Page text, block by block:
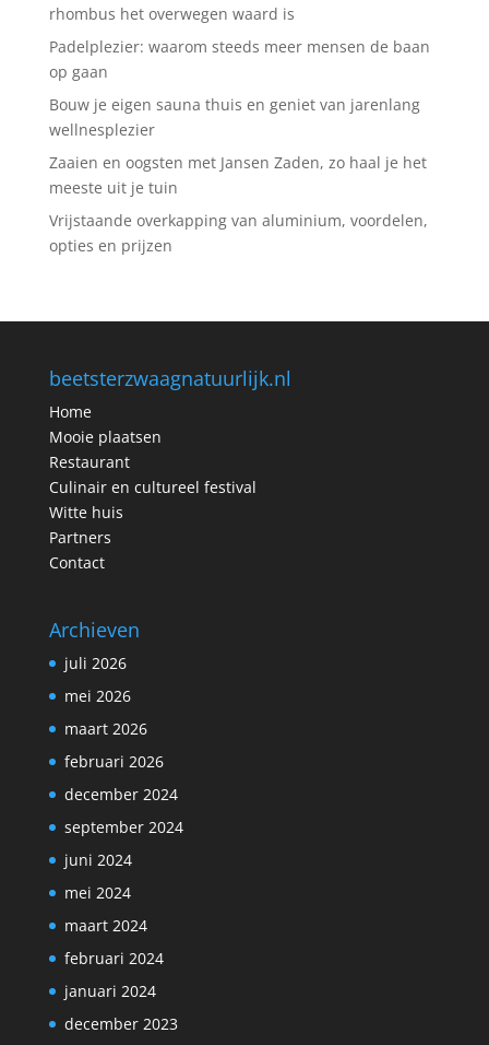
rhombus het overwegen waard is
Padelplezier: waarom steeds meer mensen de baan
op gaan
Bouw je eigen sauna thuis en geniet van jarenlang
wellnesplezier
Zaaien en oogsten met Jansen Zaden, zo haal je het
meeste uit je tuin
Vrijstaande overkapping van aluminium, voordelen,
opties en prijzen
beetsterzwaagnatuurlijk.nl
Home
Mooie plaatsen
Restaurant
Culinair en cultureel festival
Witte huis
Partners
Contact
Archieven
juli 2026
mei 2026
maart 2026
februari 2026
december 2024
september 2024
juni 2024
mei 2024
maart 2024
februari 2024
januari 2024
december 2023